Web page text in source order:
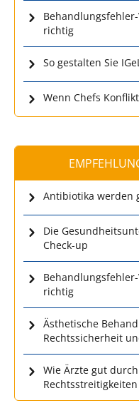
richtig
So gestalten Sie
Wenn Chefs
Antibiotika werden
Die
Check-up
richtig
Ästhetische
Rechtssicherheit
Wie Ärzte gut